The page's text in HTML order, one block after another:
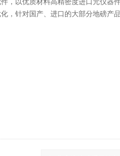
，以优质材料高精密度进口元仪器
，针对国产、进口的大部分地磅产